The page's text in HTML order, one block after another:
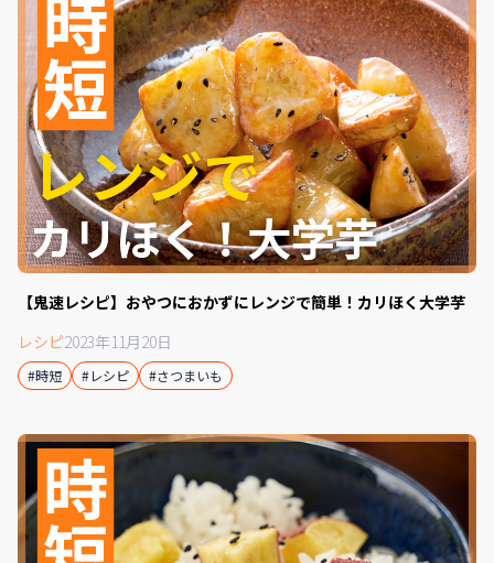
【鬼速レシピ】おやつにおかずにレンジで簡単！カリほく大学芋
レシピ2023年11月20日
#時短 #レシピ #さつまいも